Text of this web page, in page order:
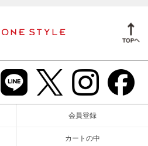
会員登録
カートの中